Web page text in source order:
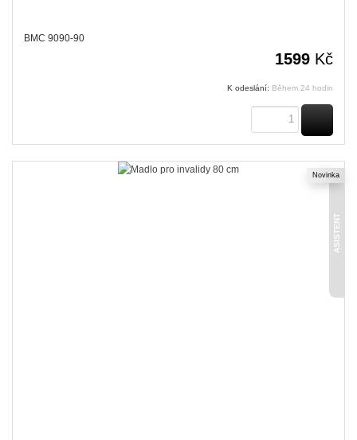
BMC 9090-90
1599 Kč
K odeslání: Během 24 hodin
ASISTENT
Novinka